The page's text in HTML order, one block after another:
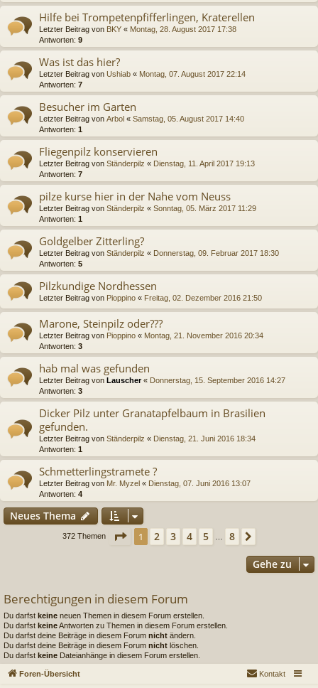
Hilfe bei Trompetenpfifferlingen, Kraterellen
Letzter Beitrag von BKY « Montag, 28. August 2017 17:38
Antworten: 9
Was ist das hier?
Letzter Beitrag von Ushiab « Montag, 07. August 2017 22:14
Antworten: 7
Besucher im Garten
Letzter Beitrag von Arbol « Samstag, 05. August 2017 14:40
Antworten: 1
Fliegenpilz konservieren
Letzter Beitrag von Ständerpilz « Dienstag, 11. April 2017 19:13
Antworten: 7
pilze kurse hier in der Nahe vom Neuss
Letzter Beitrag von Ständerpilz « Sonntag, 05. März 2017 11:29
Antworten: 1
Goldgelber Zitterling?
Letzter Beitrag von Ständerpilz « Donnerstag, 09. Februar 2017 18:30
Antworten: 5
Pilzkundige Nordhessen
Letzter Beitrag von Pioppino « Freitag, 02. Dezember 2016 21:50
Marone, Steinpilz oder???
Letzter Beitrag von Pioppino « Montag, 21. November 2016 20:34
Antworten: 3
hab mal was gefunden
Letzter Beitrag von Lauscher« Donnerstag, 15. September 2016 14:27
Antworten: 3
Dicker Pilz unter Granatapfelbaum in Brasilien
gefunden.
Letzter Beitrag von Ständerpilz « Dienstag, 21. Juni 2016 18:34
Antworten: 1
Schmetterlingstramete ?
Letzter Beitrag von Mr. Myzel « Dienstag, 07. Juni 2016 13:07
Antworten: 4
Neues Thema
372 Themen Seite 1 von 8
1 2 3 4 5 8
Gehe zu
Berechtigungen in diesem Forum
Du darfst keine neuen Themen in diesem Forum erstellen.
Du darfst keineAntworten zu Themen in diesem Forum erstellen.
Du darfst deine Beiträge in diesem Forum nicht ändern.
Du darfst deine Beiträge in diesem Forum nicht löschen.
Du darfst keine Dateianhänge in diesem Forum erstellen.
Foren-Übersicht Kontakt